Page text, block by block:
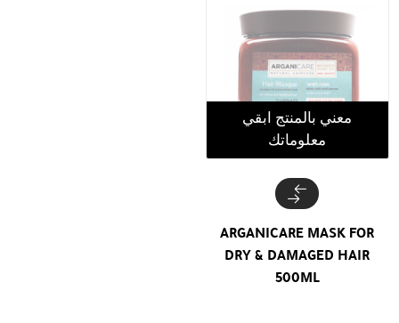
معني بالمنتج ابقي
معلوماتك
ARGANICARE MASK FOR
DRY & DAMAGED HAIR
500ML